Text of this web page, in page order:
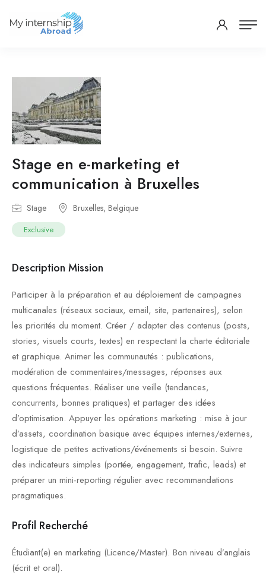
Stage en e-marketing et
communication à Bruxelles
Stage Bruxelles, Belgique
Exclusive
Description Mission
Participer à la préparation et au déploiement de campagnes
multicanales (réseaux sociaux, email, site, partenaires), selon
les priorités du moment. Créer / adapter des contenus (posts,
stories, visuels courts, textes) en respectant la charte éditoriale
et graphique. Animer les communautés : publications,
modération de commentaires/messages, réponses aux
questions fréquentes. Réaliser une veille (tendances,
concurrents, bonnes pratiques) et partager des idées
d’optimisation. Appuyer les opérations marketing : mise à jour
d’assets, coordination basique avec équipes internes/externes,
logistique de petites activations/événements si besoin. Suivre
des indicateurs simples (portée, engagement, trafic, leads) et
préparer un mini-reporting régulier avec recommandations
pragmatiques.
Profil Recherché
Étudiant(e) en marketing (Licence/Master). Bon niveau d’anglais
(écrit et oral).